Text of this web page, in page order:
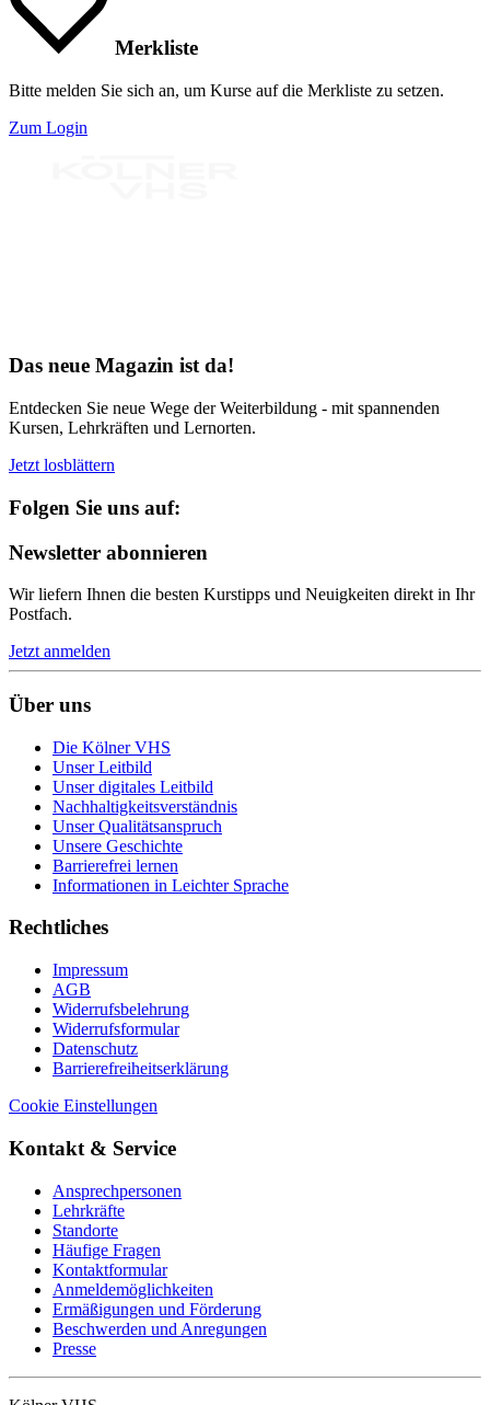
Merkliste
Bitte melden Sie sich an, um Kurse auf die Merkliste zu setzen.
Zum Login
Das neue Magazin ist da!
Entdecken Sie neue Wege der Weiterbildung - mit spannenden
Kursen, Lehrkräften und Lernorten.
Jetzt losblättern
Folgen Sie uns auf:
Newsletter abonnieren
Wir liefern Ihnen die besten Kurstipps und Neuigkeiten direkt in Ihr
Postfach.
Jetzt anmelden
Über uns
Die Kölner VHS
Unser Leitbild
Unser digitales Leitbild
Nachhaltigkeitsverständnis
Unser Qualitätsanspruch
Unsere Geschichte
Barrierefrei lernen
Informationen in Leichter Sprache
Rechtliches
Impressum
AGB
Widerrufsbelehrung
Widerrufsformular
Datenschutz
Barrierefreiheitserklärung
Cookie Einstellungen
Kontakt & Service
Ansprechpersonen
Lehrkräfte
Standorte
Häufige Fragen
Kontaktformular
Anmeldemöglichkeiten
Ermäßigungen und Förderung
Beschwerden und Anregungen
Presse